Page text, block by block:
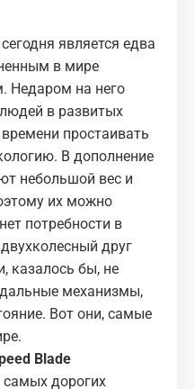
является едва
в мире
Недаром на него
в развитых
простаивать
В дополнение
небольшой вес и
их можно
потребности в
друг
казалось бы, не
механизмы,
Вот они, самые
Blade
самых дорогих